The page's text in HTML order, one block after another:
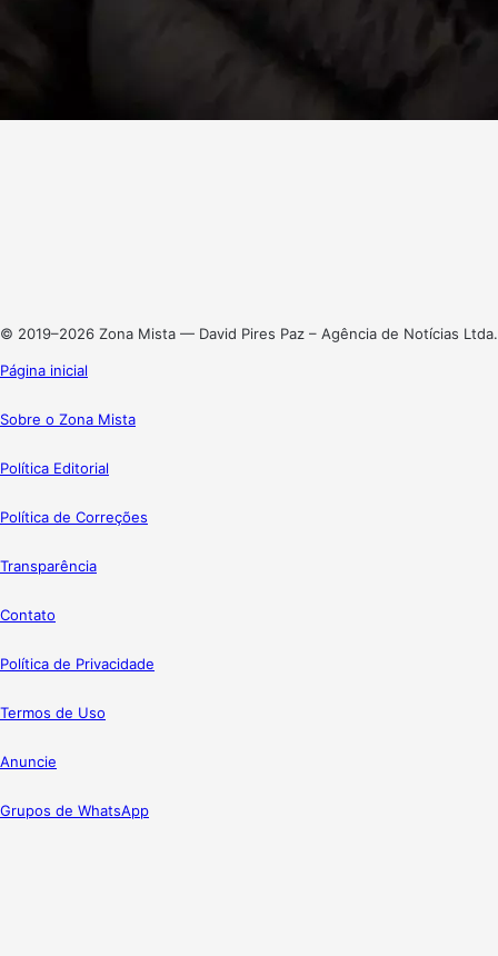
© 2019–2026 Zona Mista — David Pires Paz – Agência de Notícias Ltda.
Página inicial
Sobre o Zona Mista
Política Editorial
Política de Correções
Transparência
Contato
Política de Privacidade
Termos de Uso
Anuncie
Grupos de WhatsApp